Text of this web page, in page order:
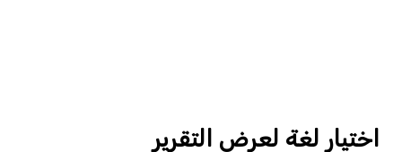
اختيار لغة لعرض التقرير